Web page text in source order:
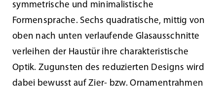
symmetrische und minimalistische
Formensprache. Sechs quadratische, mittig von
oben nach unten verlaufende Glasausschnitte
verleihen der Haustür ihre charakteristische
Optik. Zugunsten des reduzierten Designs wird
dabei bewusst auf Zier- bzw. Ornamentrahmen